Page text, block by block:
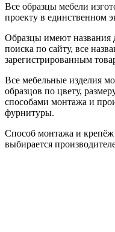
Все образцы мебели
проекту в единственном
Образцы имеют названия
поиска по сайту, все
зарегистрированным
Все мебельные изделия
образцов по цвету,
способами монтажа и
фурнитуры.
Способ монтажа и крепёж
выбирается